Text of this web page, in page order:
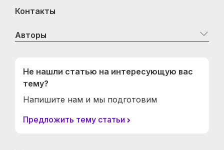
Контакты
Авторы
Не нашли статью на интересующую вас
тему?
Напишите нам и мы подготовим
Предложить тему статьи